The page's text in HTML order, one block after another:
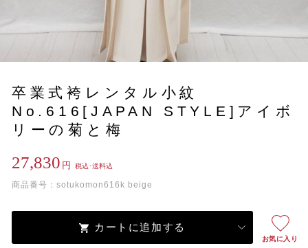
卒業式袴レンタル小紋
No.616[JAPAN STYLE]アイボ
リーの菊と梅
27,830 円 税込･送料込
商品番号：sotukomon616k beige
カートに追加する
お気に入り